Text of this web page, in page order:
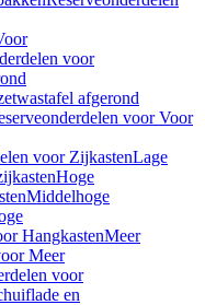
voor
afgerond
voor Voor
voor ZijkastenLage
Hoge
Middelhoge
HangkastenMeer
Meer
voor
en